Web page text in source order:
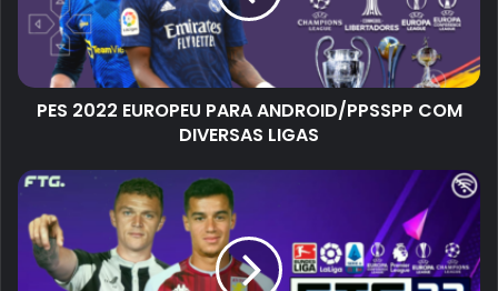
PES 2022 EUROPEU PARA ANDROID/PPSSPP COM
DIVERSAS LIGAS